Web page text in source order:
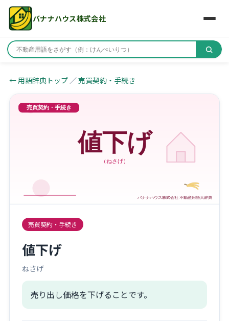
バナナハウス株式会社
← 用語辞典トップ ／売買契約・手続き
売買契約・手続き
値下げ
ねさげ
売り出し価格を下げることです。